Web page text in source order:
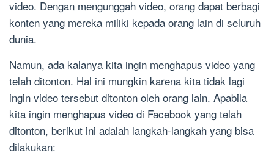
video. Dengan mengunggah video, orang dapat berbagi
konten yang mereka miliki kepada orang lain di seluruh
dunia.
Namun, ada kalanya kita ingin menghapus video yang
telah ditonton. Hal ini mungkin karena kita tidak lagi
ingin video tersebut ditonton oleh orang lain. Apabila
kita ingin menghapus video di Facebook yang telah
ditonton, berikut ini adalah langkah-langkah yang bisa
dilakukan: